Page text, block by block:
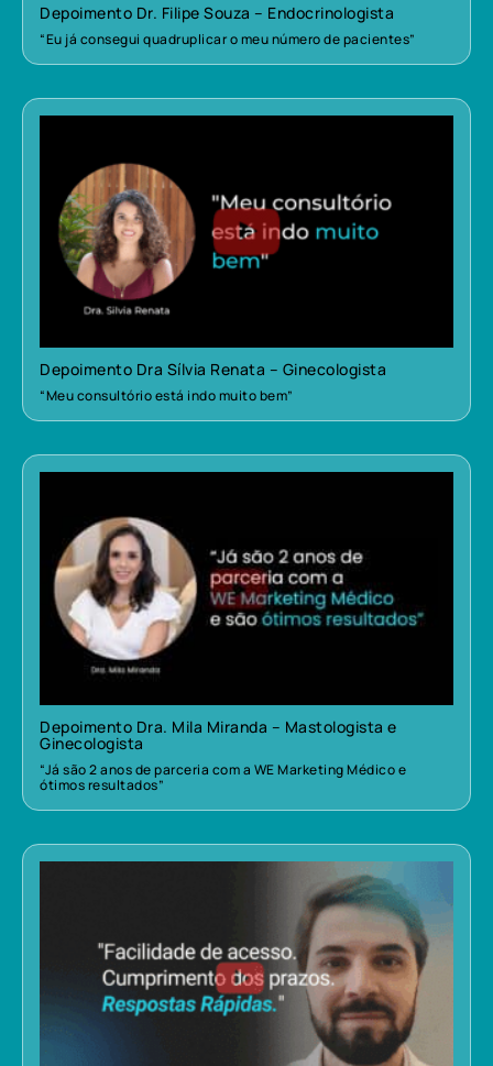
Depoimento Dr. Filipe Souza – Endocrinologista
“Eu já consegui quadruplicar o meu número de pacientes”
Depoimento Dra Sílvia Renata – Ginecologista
“Meu consultório está indo muito bem”
Depoimento Dra. Mila Miranda – Mastologista e
Ginecologista
“Já são 2 anos de parceria com a WE Marketing Médico e
ótimos resultados”